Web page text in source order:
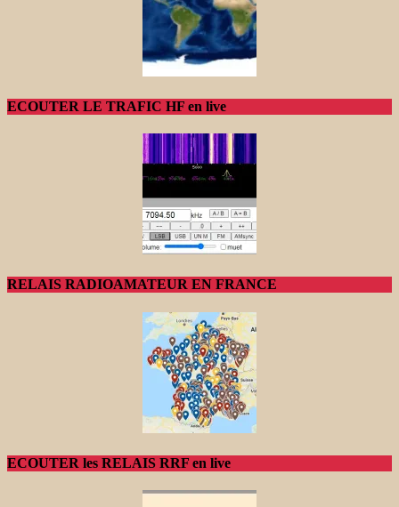
ECOUTER LE TRAFIC HF en live
RELAIS RADIOAMATEUR EN FRANCE
ECOUTER les RELAIS RRF en live